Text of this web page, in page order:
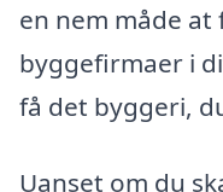
en nem måde
byggefirmaer i
få det byggeri,
Uanset om du